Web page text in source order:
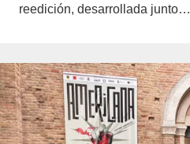
reedición, desarrollada junto…